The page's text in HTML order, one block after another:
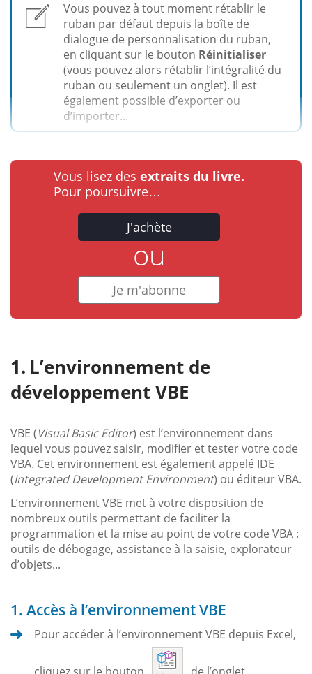
Vous pouvez à tout moment rétablir le
ruban par défaut depuis la boîte de
dialogue de personnalisation du ruban,
en cliquant sur le bouton Réinitialiser
(vous pouvez alors rétablir l’intégralité du
ruban ou seulement un onglet). Il est
également possible d’exporter ou
d’importer...
Vous lisez des extraits du livre.
Pour poursuivre…
J'achète
ou
Je m'abonne
L’environnement de
développement VBE
VBE (Visual Basic Editor) est l’environnement dans
lequel vous pouvez saisir, modifier et tester votre code
VBA. Cet environnement est également appelé IDE
(Integrated Development Environment) ou éditeur VBA.
L’environnement VBE met à votre disposition de
nombreux outils permettant de faciliter la
programmation et la mise au point de votre code VBA :
outils de débogage, assistance à la saisie, explorateur
d’objets...
1. Accès à l’environnement VBE
Pour accéder à l’environnement VBE depuis Excel,